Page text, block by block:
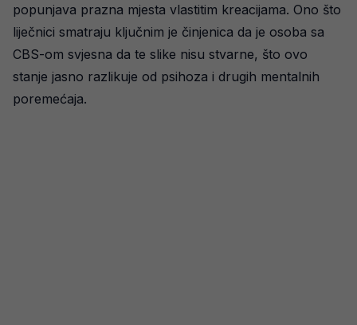
popunjava prazna mjesta vlastitim kreacijama. Ono što
liječnici smatraju ključnim je činjenica da je osoba sa
CBS-om svjesna da te slike nisu stvarne, što ovo
stanje jasno razlikuje od psihoza i drugih mentalnih
poremećaja.